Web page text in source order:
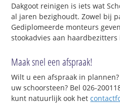
Dakgoot reinigen is iets wat
al jaren bezighoudt. Zowel bij
Gediplomeerde monteurs
stookadvies aan
Maak snel een afspraak!
Wilt u een afspraak in
uw schoorsteen? Bel 026-
kunt natuurlijk ook het